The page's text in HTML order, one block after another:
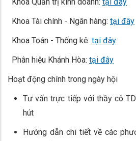
Khoa Tài chính - Ngân hàng: tại đây
Khoa Toán - Thống kê: tại đây
Phân hiệu Khánh Hòa: tại đây
Hoạt động chính trong ngày hội
Tư vấn trực tiếp với thầy cô
hút
Hướng dẫn chi tiết về các